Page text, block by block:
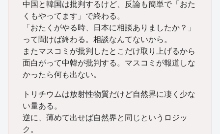
中国と韓国は批判するけど、反論も簡単で「おた
くもやってます」で終わる。
「おたくがやる時、日本に相談ありましたか？」
って聞けば終わる。相談なんてないから。
またマスコミが批判したとこだけ取り上げるから
面白がって中韓が批判する。マスコミが報道しな
かったら何も出ない。
トリチウムは放射性物質だけど自然界に凄く少な
い量ある。
逆に、薄めて出せば自然界と同じというロジッ
ク。